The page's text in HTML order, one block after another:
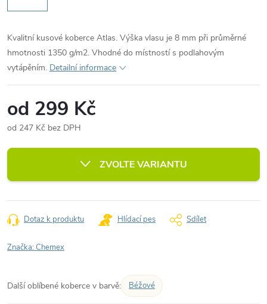
Kvalitní kusové koberce Atlas. Výška vlasu je 8 mm při průměrné
hmotnosti 1350 g/m2. Vhodné do místností s podlahovým
vytápěním. Detailní informace
od 299 Kč
od 247 Kč bez DPH
cena:
ZVOLTE VARIANTU
Dotaz k produktu Hlídací pes Sdílet
Značka:Chemex
Další oblíbené koberce v barvě: Béžové